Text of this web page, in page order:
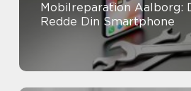
Mobilreparation Aalborg:
Redde Din Smartphone